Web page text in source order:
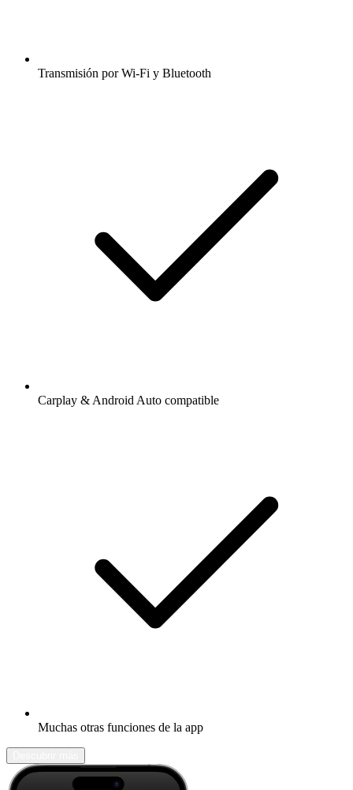
Transmisión por Wi-Fi y Bluetooth
Carplay & Android Auto compatible
Muchas otras funciones de la app